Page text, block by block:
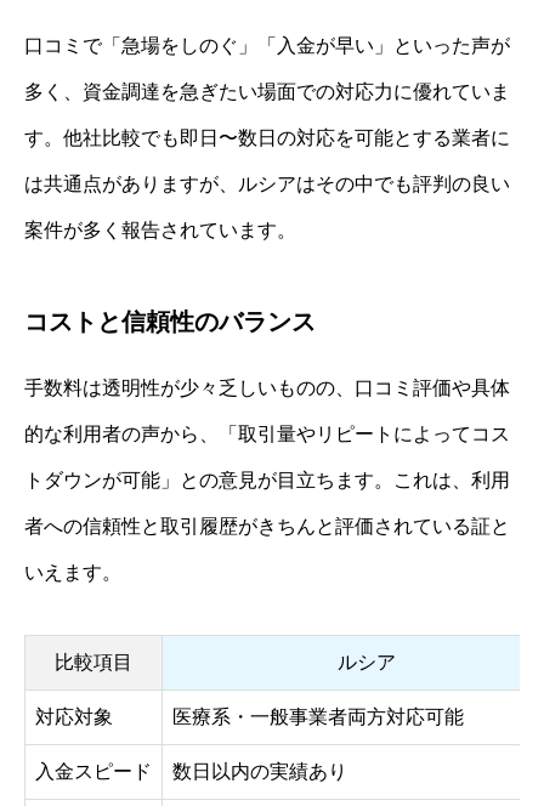
口コミで「急場をしのぐ」「入金が早い」といった声が
多く、資金調達を急ぎたい場面での対応力に優れていま
す。他社比較でも即日〜数日の対応を可能とする業者に
は共通点がありますが、ルシアはその中でも評判の良い
案件が多く報告されています。
コストと信頼性のバランス
手数料は透明性が少々乏しいものの、口コミ評価や具体
的な利用者の声から、「取引量やリピートによってコス
トダウンが可能」との意見が目立ちます。これは、利用
者への信頼性と取引履歴がきちんと評価されている証と
いえます。
比較項目 ルシア
対応対象 医療系・一般事業者両方対応可能
入金スピード 数日以内の実績あり